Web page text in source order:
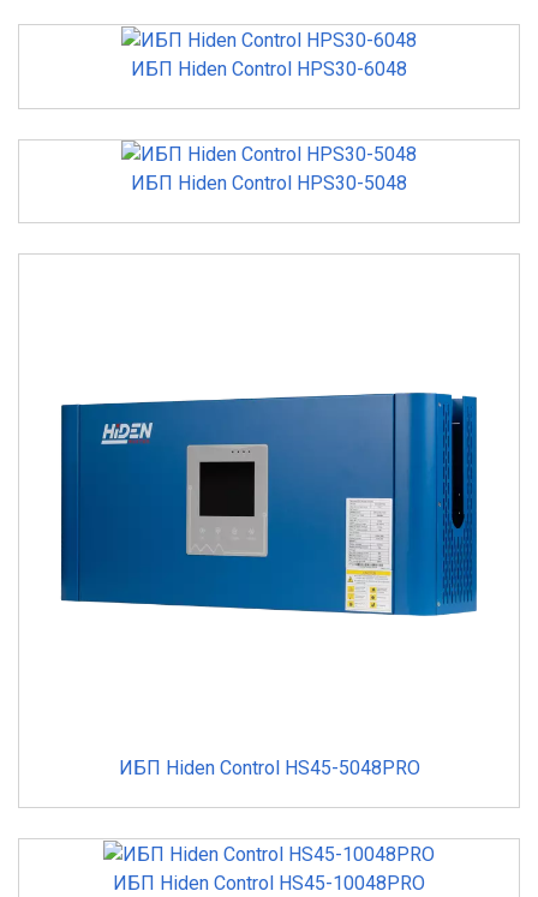
ИБП Hiden Control HPS30-6048
ИБП Hiden Control HPS30-5048
ИБП Hiden Control HS45-5048PRO
ИБП Hiden Control HS45-10048PRO